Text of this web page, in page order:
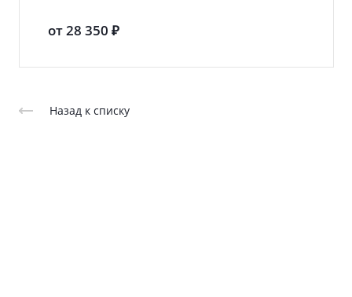
от 28 350 ₽
Назад к списку